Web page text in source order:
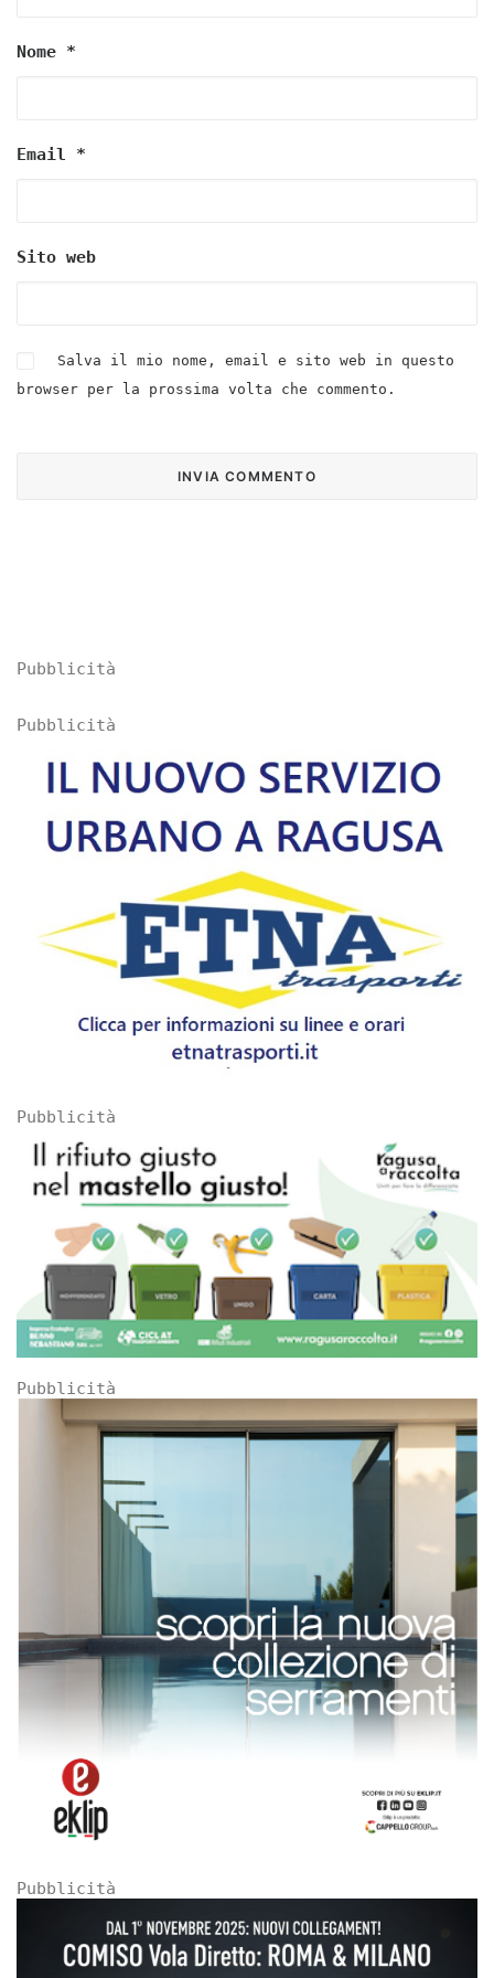
Nome *
Email *
Sito web
Salva il mio nome, email e sito web in questo
browser per la prossima volta che commento.
Pubblicità
Pubblicità
Pubblicità
Pubblicità
Pubblicità